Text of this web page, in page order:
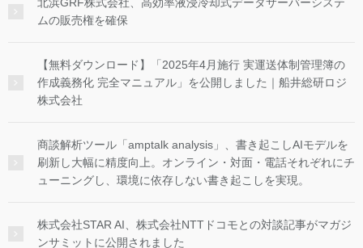
ムの販売権を確保
【無料ダウンロード】「2025年4月施行 実運送体制管理簿の
作成義務化 完全マニュアル」を公開しました｜船井総研ロジ
株式会社
商談解析ツール「amptalk analysis」、書き起こしAIモデルを
刷新し大幅に精度向上。オンライン・対面・電話それぞれにチ
ューニングし、環境に依存しない書き起こしを実現。
株式会社STAR AI、株式会社NTTドコモとの対談記事がマガジ
ンサミットに公開されました